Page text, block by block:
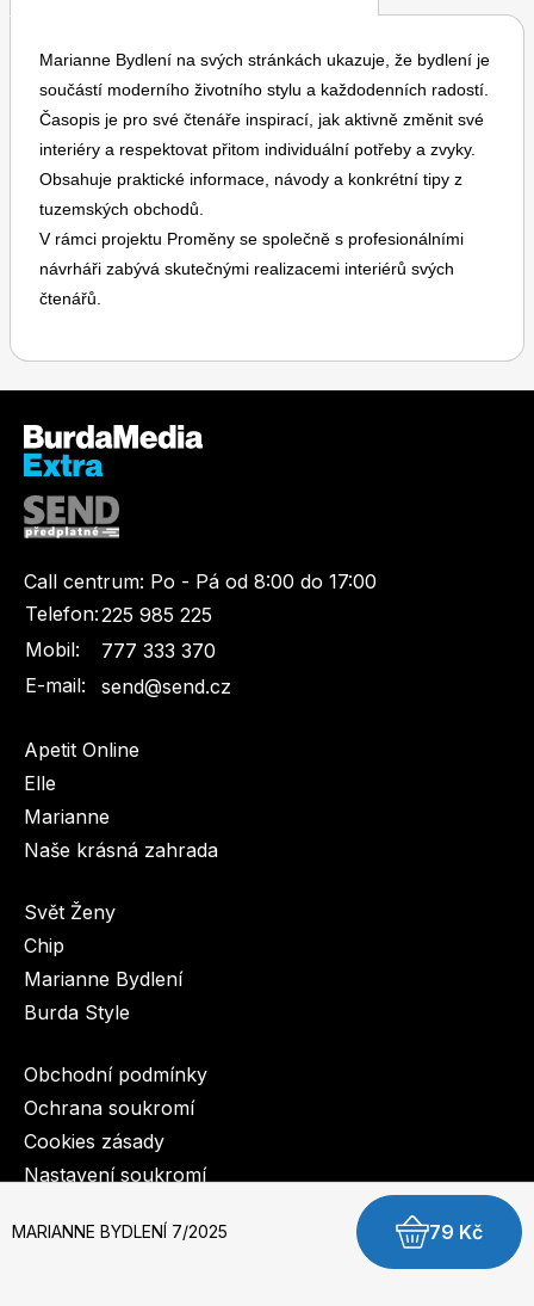
Burda Kids
Toprecepty.cz
MARIANNE BYDLENÍ 7/2025 79 Kč
Marianne Bydlení na svých stránkách ukazuje, že bydlení je
součástí moderního životního stylu a každodenních radostí.
Časopis je pro své čtenáře inspirací, jak aktivně změnit své
interiéry a respektovat přitom individuální potřeby a zvyky.
Obsahuje praktické informace, návody a konkrétní tipy z
tuzemských obchodů.
V rámci projektu Proměny se společně s profesionálními
návrháři zabývá skutečnými realizacemi interiérů svých
čtenářů.
Call centrum: Po - Pá od 8:00 do 17:00
Telefon:225 985 225
Mobil:
777 333 370
E-mail:
send@send.cz
Apetit Online
Elle
Marianne
Naše krásná zahrada
Svět Ženy
Chip
Marianne Bydlení
Burda Style
Obchodní podmínky
Ochrana soukromí
Cookies zásady
Nastavení soukromí
© 2003-2026 BurdaMedia Extra s.r.o.